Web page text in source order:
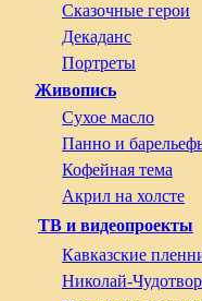
Сказочные герои
Декаданс
Портреты
Живопись
Сухое масло
Панно и
Кофейная тема
Акрил на холсте
ТВ и видеопроекты
Кавказские
Николай-